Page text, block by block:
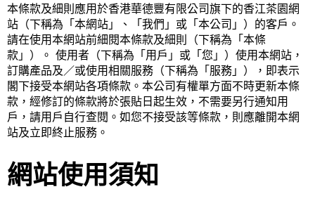
本條款及細則應用於香港華德豐有限公司旗下的香江茶園網
站（下稱為「本網站」、「我們」或「本公司」）的客戶。
請在使用本網站前細閱本條款及細則（下稱為「本條
款」）。 使用者（下稱為「用戶」或「您」）使用本網站，
訂購產品及／或使用相關服務（下稱為「服務」），即表示
閣下接受本網站各項條款。本公司有權單方面不時更新本條
款，經修訂的條款將於張貼日起生效，不需要另行通知用
戶，請用戶自行查閱。如您不接受該等條款，則應離開本網
站及立即終止服務。
網站使用須知